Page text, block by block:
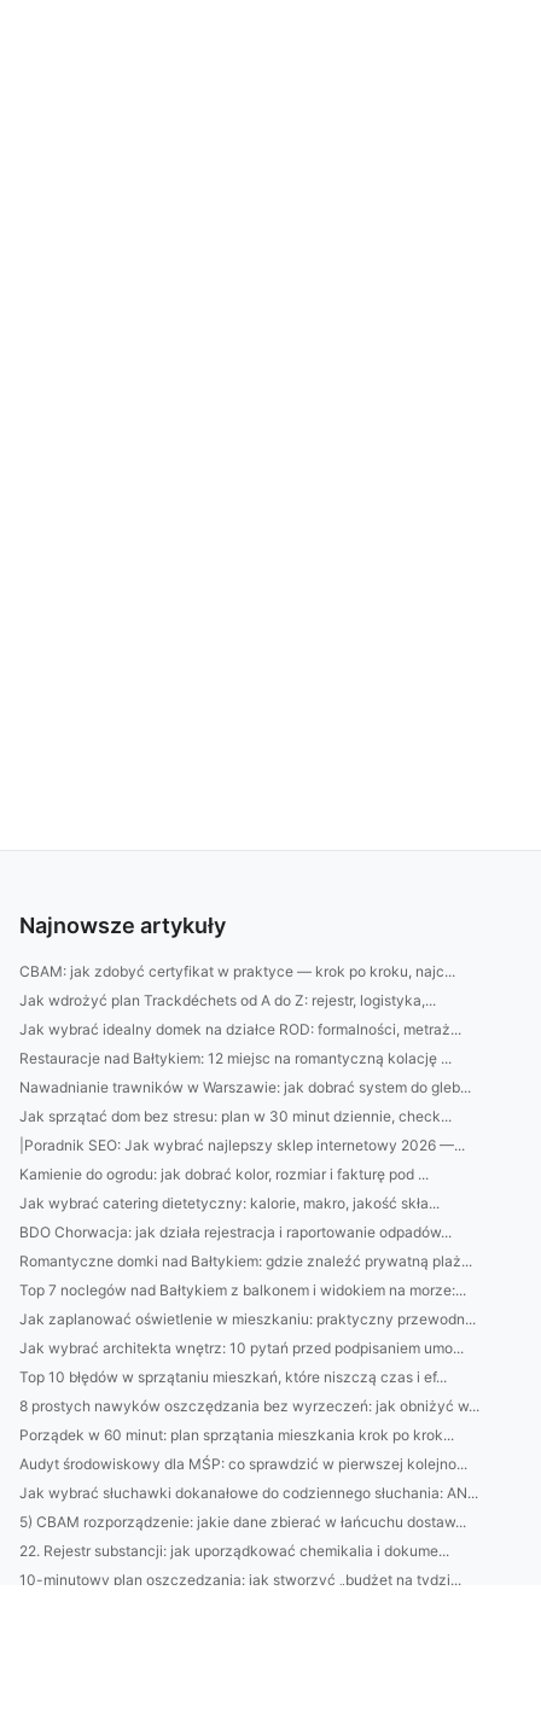
Najnowsze artykuły
CBAM: jak zdobyć certyfikat w praktyce — krok po kroku, najc...
Jak wdrożyć plan Trackdéchets od A do Z: rejestr, logistyka,...
Jak wybrać idealny domek na działce ROD: formalności, metraż...
Restauracje nad Bałtykiem: 12 miejsc na romantyczną kolację ...
Nawadnianie trawników w Warszawie: jak dobrać system do gleb...
Jak sprzątać dom bez stresu: plan w 30 minut dziennie, check...
|Poradnik SEO: Jak wybrać najlepszy sklep internetowy 2026 —...
Kamienie do ogrodu: jak dobrać kolor, rozmiar i fakturę pod ...
Jak wybrać catering dietetyczny: kalorie, makro, jakość skła...
BDO Chorwacja: jak działa rejestracja i raportowanie odpadów...
Romantyczne domki nad Bałtykiem: gdzie znaleźć prywatną plaż...
Top 7 noclegów nad Bałtykiem z balkonem i widokiem na morze:...
Jak zaplanować oświetlenie w mieszkaniu: praktyczny przewodn...
Jak wybrać architekta wnętrz: 10 pytań przed podpisaniem umo...
Top 10 błędów w sprzątaniu mieszkań, które niszczą czas i ef...
8 prostych nawyków oszczędzania bez wyrzeczeń: jak obniżyć w...
Porządek w 60 minut: plan sprzątania mieszkania krok po krok...
Audyt środowiskowy dla MŚP: co sprawdzić w pierwszej kolejno...
Jak wybrać słuchawki dokanałowe do codziennego słuchania: AN...
5) CBAM rozporządzenie: jakie dane zbierać w łańcuchu dostaw...
22. Rejestr substancji: jak uporządkować chemikalia i dokume...
10-minutowy plan oszczędzania: jak stworzyć „budżet na tydzi...